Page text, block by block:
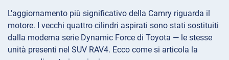
L’aggiornamento più significativo della Camry riguarda il
motore. I vecchi quattro cilindri aspirati sono stati sostituiti
dalla moderna serie Dynamic Force di Toyota — le stesse
unità presenti nel SUV RAV4. Ecco come si articola la